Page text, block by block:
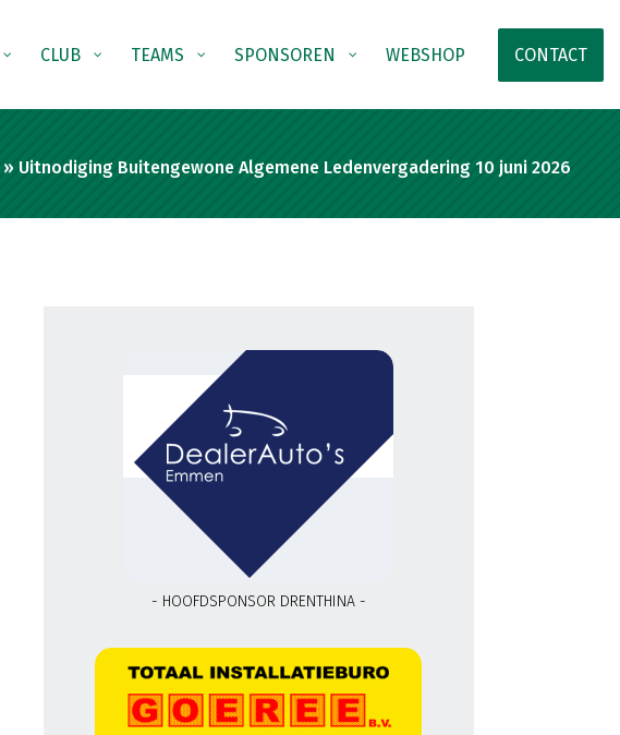
CLUB TEAMS SPONSOREN WEBSHOP CONTACT
» Uitnodiging Buitengewone Algemene Ledenvergadering 10 juni 2026
- HOOFDSPONSOR DRENTHINA -